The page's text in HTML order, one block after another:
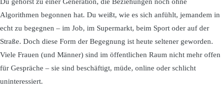
Algorithmen begonnen hat. Du weißt, wie es sich anfühlt, jemandem in
echt zu begegnen – im Job, im Supermarkt, beim Sport oder auf der
Straße. Doch diese Form der Begegnung ist heute seltener geworden.
Viele Frauen (und Männer) sind im öffentlichen Raum nicht mehr offen
für Gespräche – sie sind beschäftigt, müde, online oder schlicht
uninteressiert.